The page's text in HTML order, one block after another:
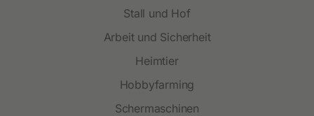
Stall und Hof
Arbeit und Sicherheit
Heimtier
Hobbyfarming
Schermaschinen